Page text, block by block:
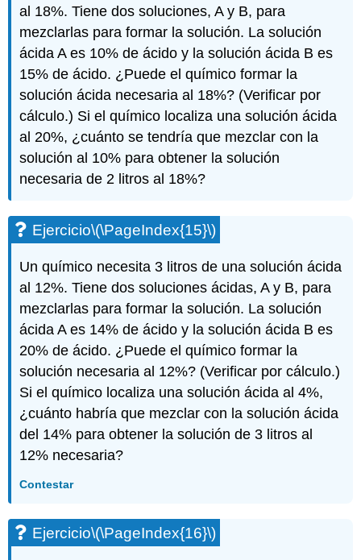
al 18%. Tiene dos soluciones, A y B, para
mezclarlas para formar la solución. La solución
ácida A es 10% de ácido y la solución ácida B es
15% de ácido. ¿Puede el químico formar la
solución ácida necesaria al 18%? (Verificar por
cálculo.) Si el químico localiza una solución ácida
al 20%, ¿cuánto se tendría que mezclar con la
solución al 10% para obtener la solución
necesaria de 2 litros al 18%?
Ejercicio\(\PageIndex{15}\)
Un químico necesita 3 litros de una solución ácida
al 12%. Tiene dos soluciones ácidas, A y B, para
mezclarlas para formar la solución. La solución
ácida A es 14% de ácido y la solución ácida B es
20% de ácido. ¿Puede el químico formar la
solución necesaria al 12%? (Verificar por cálculo.)
Si el químico localiza una solución ácida al 4%,
¿cuánto habría que mezclar con la solución ácida
del 14% para obtener la solución de 3 litros al
12% necesaria?
Contestar
Ejercicio\(\PageIndex{16}\)